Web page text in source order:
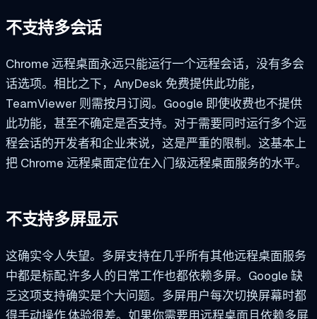
不支持多会话
Chrome 远程桌面永远只能运行一个远程会话，没有多会
话选项。相比之下，AnyDesk 免费提供此功能，
TeamViewer 则需按月订阅。Google 即使收费也不提供
此功能，甚至不确定是否支持。对于需要同时运行多个远
程会话的开发者和企业来说，这是严重的限制。这基本上
把 Chrome 远程桌面定位在入门级远程桌面服务的水平。
不支持多屏显示
这确实令人失望。多屏支持在几乎所有其他远程桌面服务
中都是标配,许多人的日常工作也都依赖多屏。Google 缺
乏这项支持确实是个大问题。多屏用户每次切换屏幕时都
得手动操作,体验很差。如果你需要用远程桌面且依赖多屏